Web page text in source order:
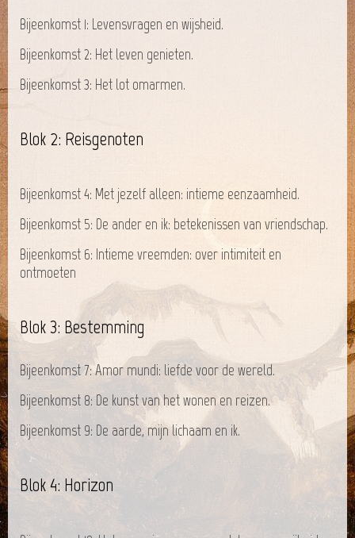
Bijeenkomst 1: Levensvragen en wijsheid.
Bijeenkomst 2: Het leven genieten.
Bijeenkomst 3: Het lot omarmen.
Blok 2: Reisgenoten
Bijeenkomst 4: Met jezelf alleen: intieme eenzaamheid.
Bijeenkomst 5: De ander en ik: betekenissen van vriendschap.
Bijeenkomst 6: Intieme vreemden: over intimiteit en
ontmoeten
Blok 3: Bestemming
Bijeenkomst 7: Amor mundi: liefde voor de wereld.
Bijeenkomst 8: De kunst van het wonen en reizen.
Bijeenkomst 9: De aarde, mijn lichaam en ik.
Blok 4: Horizon